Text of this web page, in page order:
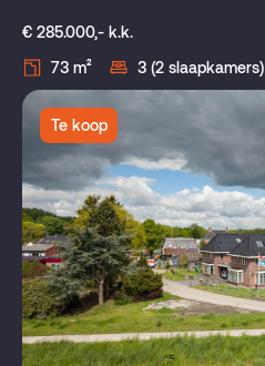
€ 285.000,- k.k.
73 m²
3 (2 slaapkamers)
Te koop